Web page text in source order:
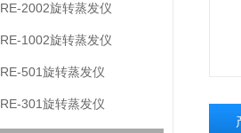
RE-2002旋转蒸发仪
RE-1002旋转蒸发仪
RE-501旋转蒸发仪
RE-301旋转蒸发仪